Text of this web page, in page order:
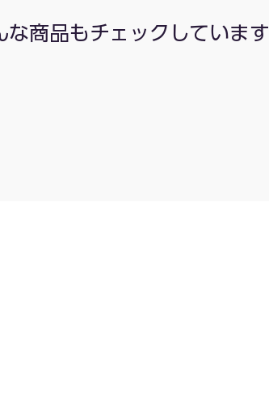
商品もチェックしています